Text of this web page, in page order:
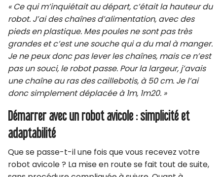
« Ce qui m’inquiétait au départ, c’était la hauteur du
robot. J’ai des chaînes d’alimentation, avec des
pieds en plastique. Mes poules ne sont pas très
grandes et c’est une souche qui a du mal à manger.
Je ne peux donc pas lever les chaînes, mais ce n’est
pas un souci, le robot passe. Pour la largeur, j’avais
une chaîne au ras des caillebotis, à 50 cm. Je l’ai
donc simplement déplacée à 1m, 1m20. »
Démarrer avec un robot avicole : simplicité et
adaptabilité
Que se passe-t-il une fois que vous recevez votre
robot avicole ? La mise en route se fait tout de suite,